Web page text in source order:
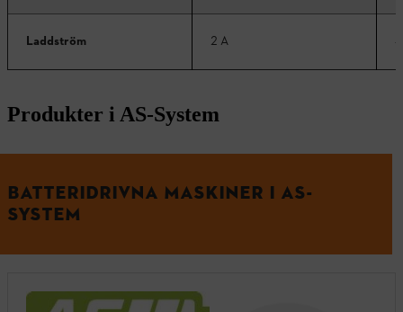
Laddström 2 A
Produkter i AS-System
BATTERIDRIVNA MASKINER I AS-
SYSTEM